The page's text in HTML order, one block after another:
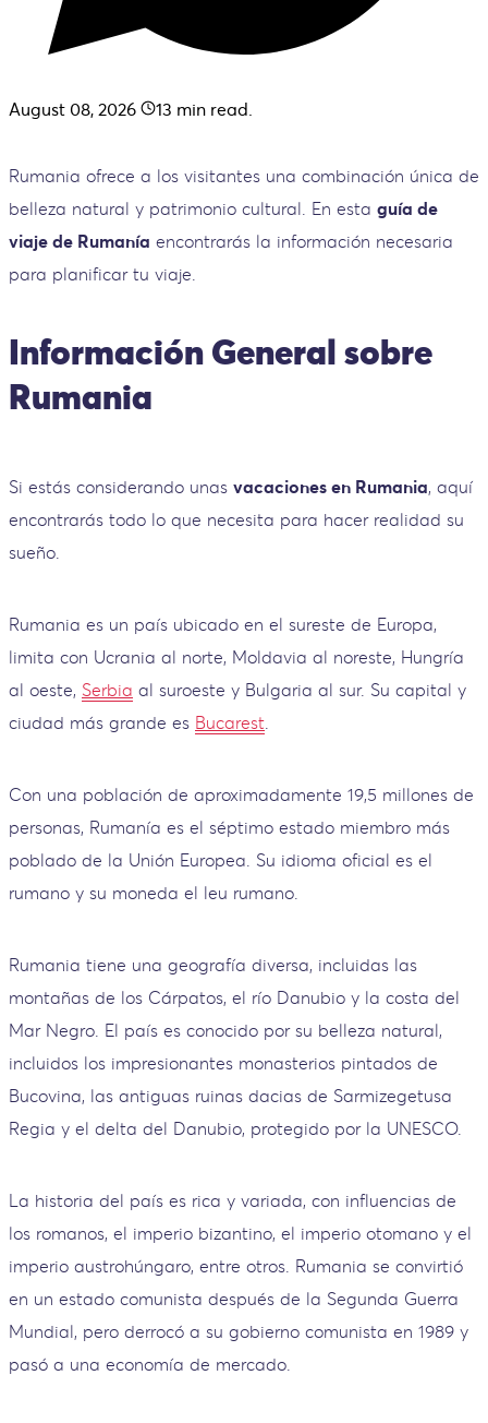
August 08, 2026 13 min read.
Rumania ofrece a los visitantes una combinación única de
belleza natural y patrimonio cultural. En esta guía de
viaje de Rumanía encontrarás la información necesaria
para planificar tu viaje.
Información General sobre
Rumania
Si estás considerando unas vacaciones en Rumania, aquí
encontrarás todo lo que necesita para hacer realidad su
sueño.
Rumania es un país ubicado en el sureste de Europa,
limita con Ucrania al norte, Moldavia al noreste, Hungría
al oeste, Serbia al suroeste y Bulgaria al sur. Su capital y
ciudad más grande es Bucarest
Con una población de aproximadamente 19,5 millones de
personas, Rumanía es el séptimo estado miembro más
poblado de la Unión Europea. Su idioma oficial es el
rumano y su moneda el leu rumano.
Rumania tiene una geografía diversa, incluidas las
montañas de los Cárpatos, el río Danubio y la costa del
Mar Negro. El país es conocido por su belleza natural,
incluidos los impresionantes monasterios pintados de
Bucovina, las antiguas ruinas dacias de Sarmizegetusa
Regia y el delta del Danubio, protegido por la UNESCO.
La historia del país es rica y variada, con influencias de
los romanos, el imperio bizantino, el imperio otomano y el
imperio austrohúngaro, entre otros. Rumania se convirtió
en un estado comunista después de la Segunda Guerra
Mundial, pero derrocó a su gobierno comunista en 1989 y
pasó a una economía de mercado.